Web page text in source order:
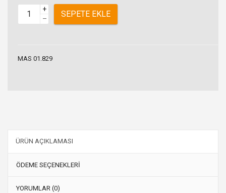
+
–
SEPETE EKLE
MAS 01.829
ÜRÜN AÇIKLAMASI
ÖDEME SEÇENEKLERİ
YORUMLAR (0)